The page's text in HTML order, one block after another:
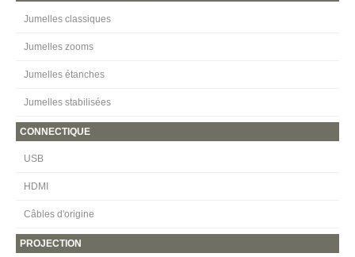
Jumelles classiques
Jumelles zooms
Jumelles étanches
Jumelles stabilisées
CONNECTIQUE
USB
HDMI
Câbles d'origine
PROJECTION